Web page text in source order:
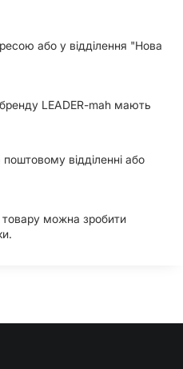
або у відділення "Нова
LEADER-mah мають
відділенні або
товару можна зробити